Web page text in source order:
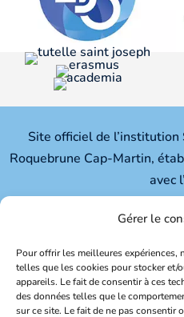
Gérer le
Pour offrir les meilleures
telles que les cookies pour stocker et/
appareils. Le fait de consentir à ces
des données telles que le
sur ce site. Le fait de ne pas consentir
Site officiel de
Roquebrune Cap-Martin,
avec
Ecole – Collège – Lycée
Institution
191, Avenue